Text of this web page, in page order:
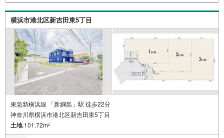
なく！授乳室やおむつ交換室も備えております。【とこと
ん納得】創業38周年の実績。東京・神奈川・埼玉エリアに1
3店舗展開中です。契約件数5万件を突破した、経験と実績
でお客様により良いご提案をするとともに、私たちはお客
様に安心と安全を提供する自信があります。
横浜市港北区新吉田東5丁目
東急新横浜線 「新綱島」駅 徒歩22分
神奈川県横浜市港北区新吉田東5丁目
土地101.72m2